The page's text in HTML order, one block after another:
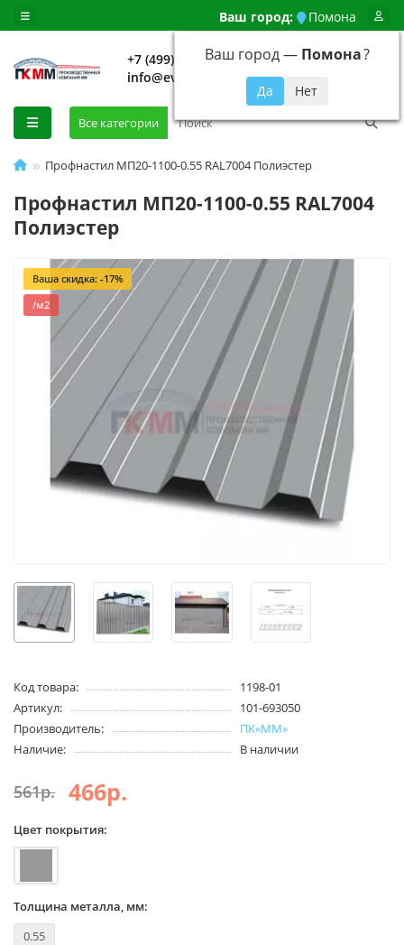
Ваш город: Помона
Ваш город — Помона?
+7 (499) 648-92-94
info@evroshtaketnikmoskva.ru
Все категории
Профнастил МП20-1100-0.55 RAL7004 Полиэстер
Профнастил МП20-1100-0.55 RAL7004
Полиэстер
Ваша скидка: -17%
/м2
Код товара:
1198-01
Артикул:
101-693050
Производитель:
ПК«ММ»
Наличие:
В наличии
561р. 466р.
Цвет покрытия:
Толщина металла, мм:
0.55